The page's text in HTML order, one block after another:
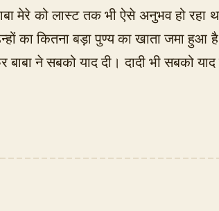
को लास्ट तक भी ऐसे अनुभव हो रहा
का कितना बड़ा पुण्य का खाता जमा हुआ
बाबा ने सबको याद दी। दादी भी सबको